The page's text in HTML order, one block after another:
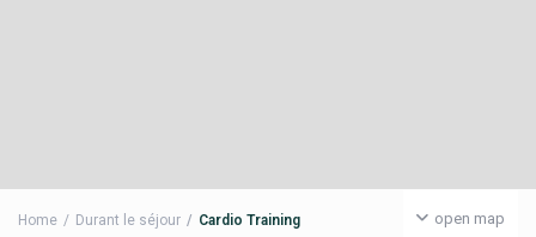
open map
Home Durant le séjour Cardio Training